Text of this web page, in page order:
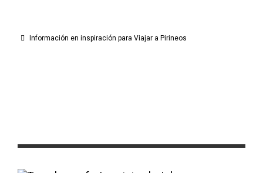
Información en inspiración para Viajar a Pirineos